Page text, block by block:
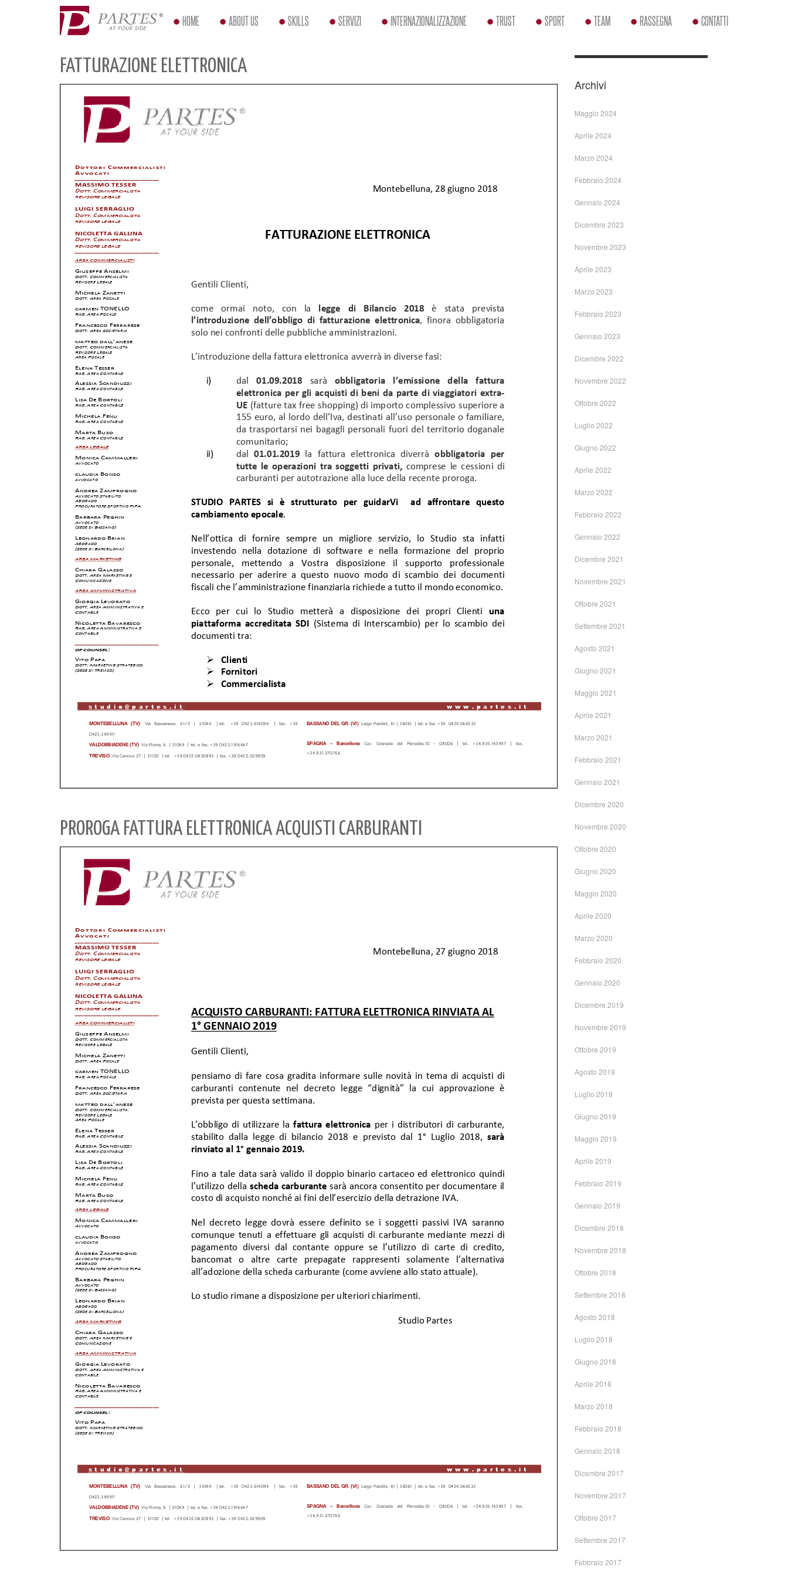
HOME ABOUT US SKILLS SERVIZI INTERNAZIONALIZZAZIONE TRUST SPORT TEAM RASSEGNA CONTATTI
FATTURAZIONE ELETTRONICA
PROROGA FATTURA ELETTRONICA ACQUISTI CARBURANTI
Archivi
Maggio 2024
Aprile 2024
Marzo 2024
Febbraio 2024
Gennaio 2024
Dicembre 2023
Novembre 2023
Aprile 2023
Marzo 2023
Febbraio 2023
Gennaio 2023
Dicembre 2022
Novembre 2022
Ottobre 2022
Luglio 2022
Giugno 2022
Aprile 2022
Marzo 2022
Febbraio 2022
Gennaio 2022
Dicembre 2021
Novembre 2021
Ottobre 2021
Settembre 2021
Agosto 2021
Giugno 2021
Maggio 2021
Aprile 2021
Marzo 2021
Febbraio 2021
Gennaio 2021
Dicembre 2020
Novembre 2020
Ottobre 2020
Giugno 2020
Maggio 2020
Aprile 2020
Marzo 2020
Febbraio 2020
Gennaio 2020
Dicembre 2019
Novembre 2019
Ottobre 2019
Agosto 2019
Luglio 2019
Giugno 2019
Maggio 2019
Aprile 2019
Febbraio 2019
Gennaio 2019
Dicembre 2018
Novembre 2018
Ottobre 2018
Settembre 2018
Agosto 2018
Luglio 2018
Giugno 2018
Aprile 2018
Marzo 2018
Febbraio 2018
Gennaio 2018
Dicembre 2017
Novembre 2017
Ottobre 2017
Settembre 2017
Febbraio 2017